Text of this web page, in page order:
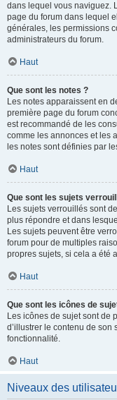
dans lequel vous naviguez.
page du forum dans lequel
générales, les permissions
administrateurs du forum.
Haut
Que sont les notes ?
Les notes apparaissent en
première page du forum
est recommandé de les
comme les annonces et les
les notes sont définies par
Haut
Que sont les sujets
Les sujets verrouillés sont
plus répondre et dans
Les sujets peuvent être
forum pour de multiples
propres sujets, si cela a été
Haut
Que sont les icônes de
Les icônes de sujet sont de
d’illustrer le contenu de son
fonctionnalité.
Haut
Niveaux des